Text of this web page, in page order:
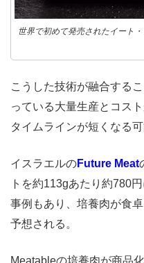
世界で初めて発売されたイート
こうした技術が融合する
っている大量生産とコス
タイムラインが短くなる可
イスラエルのFuture Meat
トを約113gあたり約780
事例もあり、培養肉が食
予想される。